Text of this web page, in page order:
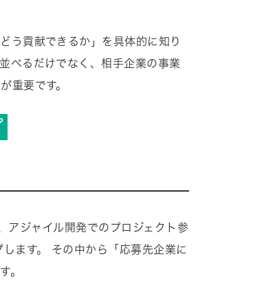
う貢献できるか」を具体的に知り
べるだけでなく、相手企業の事業
重要です。
ジャイル開発でのプロジェクト参
ます。 その中から「応募先企業に
。